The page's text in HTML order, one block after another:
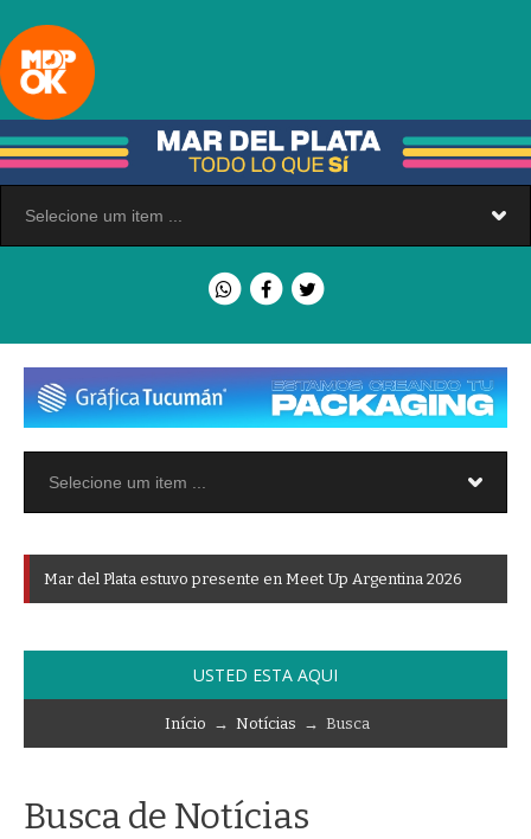
Mar d el Pl ata estuvo presente en Meet Up Argentina 2026
USTED ESTA AQUI
Início → Notícias → Busca
Busca de Notícias